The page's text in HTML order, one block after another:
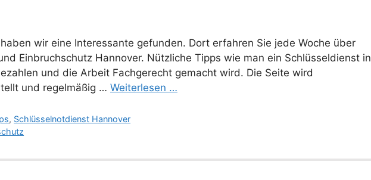
wir eine Interessante gefunden. Dort erfahren Sie jede Woche über
Einbruchschutz Hannover. Nützliche Tipps wie man ein Schlüsseldienst in
und die Arbeit Fachgerecht gemacht wird. Die Seite wird
und regelmäßig … Weiterlesen …
, Schlüsselnotdienst Hannover